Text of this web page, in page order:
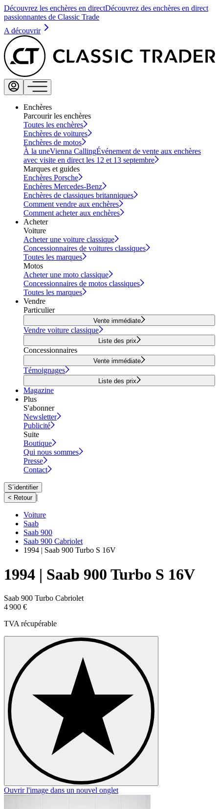
Découvrez les enchères en directDécouvrez des enchères en direct
passionnantes de Classic Trade
A découvrir
Enchères
Parcourir les enchères
Toutes les enchères
Enchères de voitures
Enchères de motos
À la uneVienna CallingÉvénement de vente aux enchères
avec visite en direct les 12 et 13 septembre
Marques et guides
Enchères Porsche
Enchères Mercedes-Benz
Enchères de classiques britanniques
Comment vendre aux enchères
Comment acheter aux enchères
Acheter
Voiture
Acheter une voiture classique
Concessionnaires de voitures classiques
Toutes les marques
Motos
Acheter une moto classique
Concessionnaires de motos classiques
Toutes les marques
Vendre
Particulier
Vente immédiate
Vendre voiture classique
Liste des prix
Concessionnaires
Vente immédiate
Témoignages
Liste des prix
Magazine
Plus
S'abonner
Newsletter
Publicité
Suite
Boutique
Qui nous sommes
Presse
Contact
S´identifier
< Retour |
Voiture
Saab
Saab 900
Saab 900 Cabriolet
1994 | Saab 900 Turbo S 16V
1994 | Saab 900 Turbo S 16V
Saab 900 Turbo Cabriolet
4 900 €
TVA récupérable
Ouvrir l'image dans un nouvel onglet